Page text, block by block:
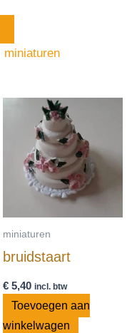
miniaturen
miniaturen
bruidstaart
€5,40 incl. btw
Toevoegen aan
winkelwagen